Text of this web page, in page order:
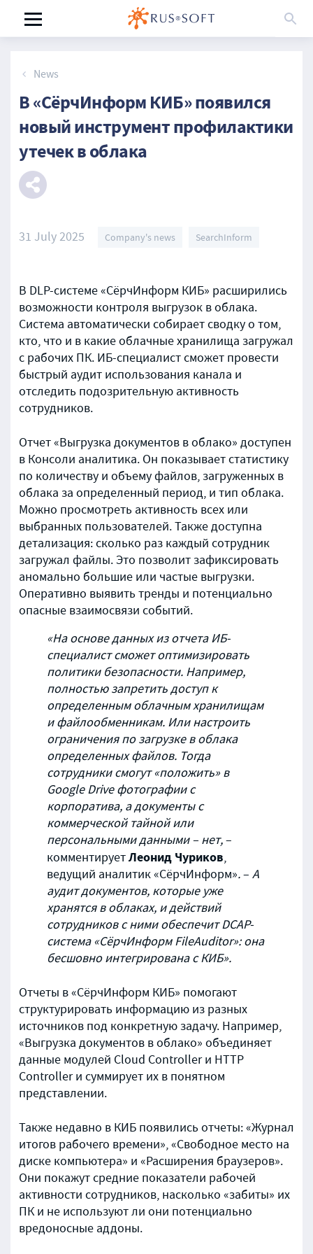
News
В «СёрчИнформ КИБ» появился
новый инструмент профилактики
утечек в облака
31 July 2025 Company's news SearchInform
В DLP-системе «СёрчИнформ КИБ» расширились
возможности контроля выгрузок в облака.
Система автоматически собирает сводку о том,
кто, что и в какие облачные хранилища загружал
с рабочих ПК. ИБ-специалист сможет провести
быстрый аудит использования канала и
отследить подозрительную активность
сотрудников.
Отчет «Выгрузка документов в облако» доступен
в Консоли аналитика. Он показывает статистику
по количеству и объему файлов, загруженных в
облака за определенный период, и тип облака.
Можно просмотреть активность всех или
выбранных пользователей. Также доступна
детализация: сколько раз каждый сотрудник
загружал файлы. Это позволит зафиксировать
аномально большие или частые выгрузки.
Оперативно выявить тренды и потенциально
опасные взаимосвязи событий.
«На основе данных из отчета ИБ-
специалист сможет оптимизировать
политики безопасности. Например,
полностью запретить доступ к
определенным облачным хранилищам
и файлообменникам. Или настроить
ограничения по загрузке в облака
определенных файлов. Тогда
сотрудники смогут «положить» в
Google Driveфотографии с
корпоратива, а документы с
коммерческой тайной или
персональными данными – нет,–
комментируетЛеонид Чуриков,
ведущий аналитик «СёрчИнформ».– А
аудит документов, которые уже
хранятся в облаках, и действий
сотрудников с ними обеспечитDCAP-
система «СёрчИнформFileAuditor»: она
бесшовно интегрирована с КИБ».
Отчеты в «СёрчИнформ КИБ» помогают
структурировать информацию из разных
источников под конкретную задачу. Например,
«Выгрузка документов в облако» объединяет
данные модулей Cloud Controller и HTTP
Controller и суммирует их в понятном
представлении.
Также недавно в КИБ появились отчеты: «Журнал
итогов рабочего времени», «Свободное место на
диске компьютера» и «Расширения браузеров».
Они покажут средние показатели рабочей
активности сотрудников, насколько «забиты» их
ПК и не используют ли они потенциально
вредоносные аддоны.